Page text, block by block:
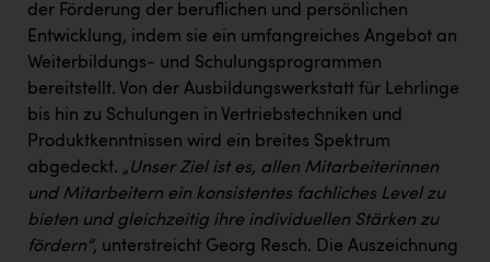
der Förderung der beruflichen und persönlichen
Entwicklung, indem sie ein umfangreiches Angebot an
Weiterbildungs- und Schulungsprogrammen
bereitstellt. Von der Ausbildungswerkstatt für Lehrlinge
bis hin zu Schulungen in Vertriebstechniken und
Produktkenntnissen wird ein breites Spektrum
abgedeckt. „Unser Ziel ist es, allen Mitarbeiterinnen
und Mitarbeitern ein konsistentes fachliches Level zu
bieten und gleichzeitig ihre individuellen Stärken zu
fördern“, unterstreicht Georg Resch. Die Auszeichnung